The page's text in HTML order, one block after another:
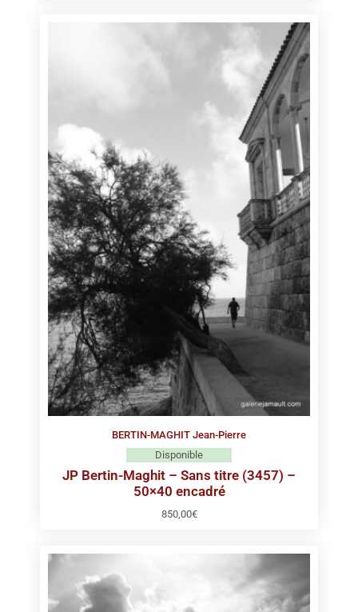
BERTIN-MAGHIT Jean-Pierre
Disponible
JP Bertin-Maghit – Sans titre (3457) –
50×40 encadré
850,00€